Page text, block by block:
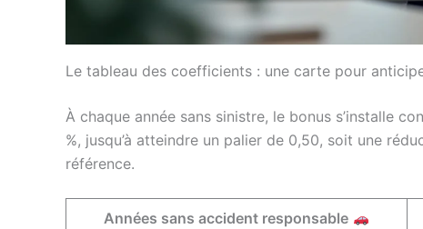
Le tableau des coefficients : une carte pour
À chaque année sans sinistre, le bonus s’installe
%, jusqu’à atteindre un palier de 0,50, soit une
référence.
Années sans accident responsable